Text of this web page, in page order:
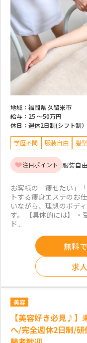
地域： 福岡県 久留米市
給与： 25 ～50万円
休日： 週休2日制(シフト制）
学歴不問 服装自由 髪
注目ポイント 服装自由
お客様の「痩せたい」
トする痩身エステのお
いながら、理想のボデ
す。 【具体的には】 ・
ド...
無料
求
美容
【美容好き必見♪】
へ/完全週休2日制/